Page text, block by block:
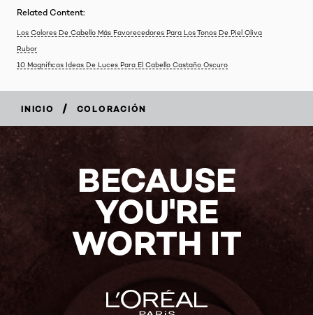
Related Content:
Los Colores De Cabello Más Favorecedores Para Los Tonos De Piel Oliva
Rubor
10 Magníficas Ideas De Luces Para El Cabello Castaño Oscuro
INICIO / COLORACIÓN
BECAUSE
YOU'RE
WORTH IT